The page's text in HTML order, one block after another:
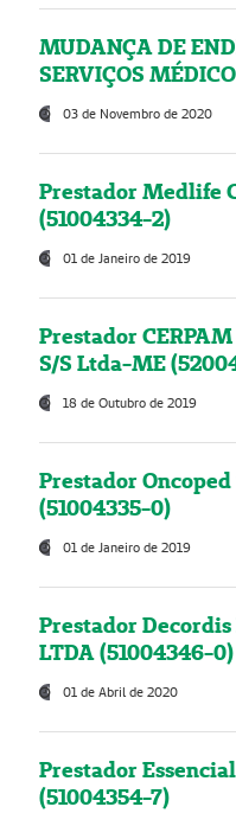
MUDANÇA DE
SERVIÇOS
03 de Novembro de 2020
Prestador Medlife
(51004334-2)
01 de Janeiro de 2019
Prestador
S/S Ltda-ME
18 de Outubro de 2019
Prestador
(51004335-0)
01 de Janeiro de 2019
Prestador
LTDA (51004346-0)
01 de Abril de 2020
Prestador
(51004354-7)